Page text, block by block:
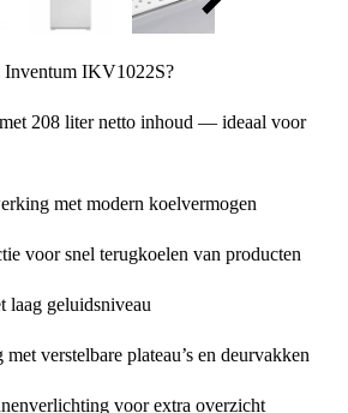
Inventum IKV1022S?
208 liter netto inhoud — ideaal voor
met modern koelvermogen
voor snel terugkoelen van producten
laag geluidsniveau
verstelbare plateau’s en deurvakken
voor extra overzicht